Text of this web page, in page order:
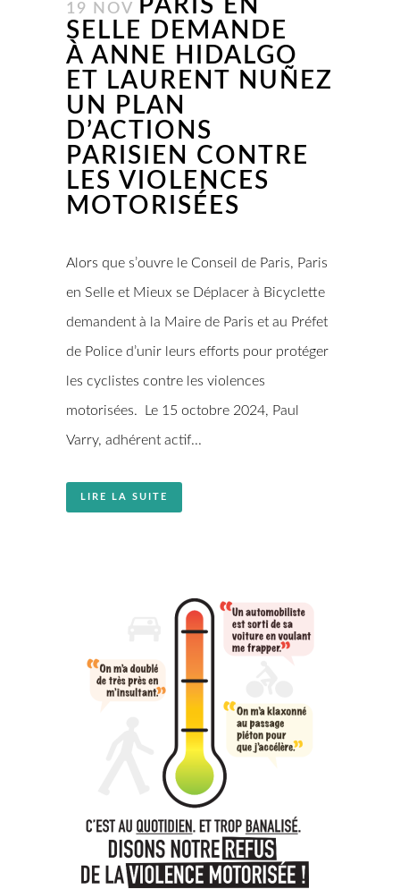
19 NOV
PARIS EN
SELLE DEMANDE
À ANNE HIDALGO
ET LAURENT NUÑEZ
UN PLAN
D’ACTIONS
PARISIEN CONTRE
LES VIOLENCES
MOTORISÉES
Alors que s’ouvre le Conseil de Paris, Paris
en Selle et Mieux se Déplacer à Bicyclette
demandent à la Maire de Paris et au Préfet
de Police d’unir leurs efforts pour protéger
les cyclistes contre les violences
motorisées. Le 15 octobre 2024, Paul
Varry, adhérent actif...
LIRE LA SUITE